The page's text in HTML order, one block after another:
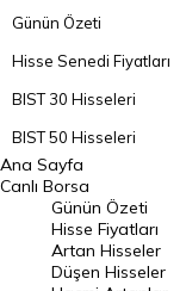
Günün Özeti
Hisse Senedi Fiyatları
BIST 30 Hisseleri
BIST 50 Hisseleri
BIST 100 Hisseleri
En Çok Artan Hisseler
En Çok Düşen Hisseler
Ana Sayfa
Canlı Borsa
Günün Özeti
Hisse Fiyatları
Artan Hisseler
Düşen Hisseler